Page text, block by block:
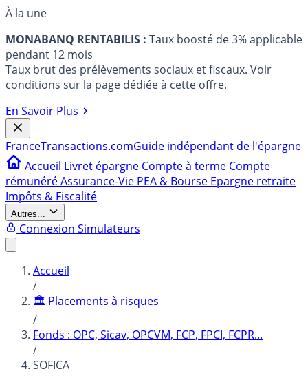
À la une
MONABANQ RENTABILIS : Taux boosté de 3% applicable
pendant 12 mois
Taux brut des prélèvements sociaux et fiscaux. Voir
conditions sur la page dédiée à cette offre.
En Savoir Plus
FranceTransactions.comGuide indépendant de l'épargne
Accueil Livret épargne Compte à terme Compte
rémunéréAssurance-Vie PEA & Bourse Epargne retraite
Impôts & Fiscalité
Autres...
Connexion Simulateurs
Accueil
/
🏛️ Placements à risques
/
Fonds : OPC, Sicav, OPCVM, FCP, FPCI, FCPR...
/
SOFICA